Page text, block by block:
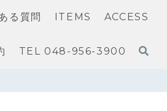
る質問 ITEMS ACCESS
TEL 048-956-3900